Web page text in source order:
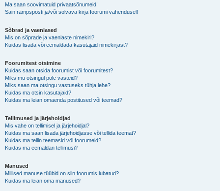
Ma saan soovimatuid privaatsõnumeid!
Sain rämpsposti ja/või solvava kirja foorumi vahendusel!
Sõbrad ja vaenlased
Mis on sõprade ja vaenlaste nimekiri?
Kuidas lisada või eemaldada kasutajaid nimekirjast?
Foorumitest otsimine
Kuidas saan otsida foorumist või foorumitest?
Miks mu otsingul pole vasteid?
Miks saan ma otsingu vastuseks tühja lehe?
Kuidas ma otsin kasutajaid?
Kuidas ma leian omaenda postitused või teemad?
Tellimused ja järjehoidjad
Mis vahe on tellimisel ja järjehoidjal?
Kuidas ma saan lisada järjehoidjasse või tellida teemat?
Kuidas ma tellin teemasid või foorumeid?
Kuidas ma eemaldan tellimusi?
Manused
Millised manuse tüübid on siin foorumis lubatud?
Kuidas ma leian oma manused?